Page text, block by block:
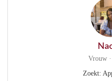
Vrouw
Zoekt: